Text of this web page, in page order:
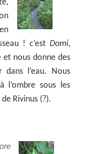
! c’est Domi,
et nous donne des
l’eau. Nous
l’ombre sous les
Rivinus (?).